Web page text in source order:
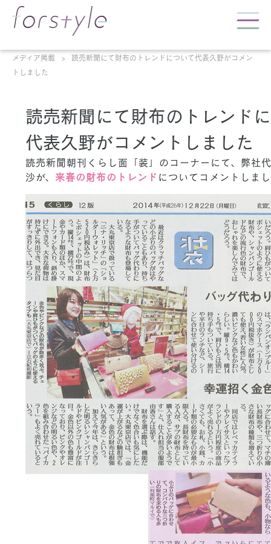
メディア掲載
読売新聞にて財布のトレンドについて代表久野がコメン
トしました
読売新聞にて財布のトレンド
代表久野がコメントしました
読売新聞朝刊くらし面「装」のコーナーにて、弊社
沙が、 来春の財布のトレンド についてコメントしま